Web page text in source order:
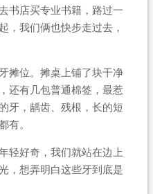
书店买专业书籍，路过一
，我们俩也快步走过去，
摊位。摊桌上铺了块干净
还有几包普通棉签，最惹
牙，龋齿、残根，长的短
有。
轻好奇，我们就站在边上
，想弄明白这些牙到底是